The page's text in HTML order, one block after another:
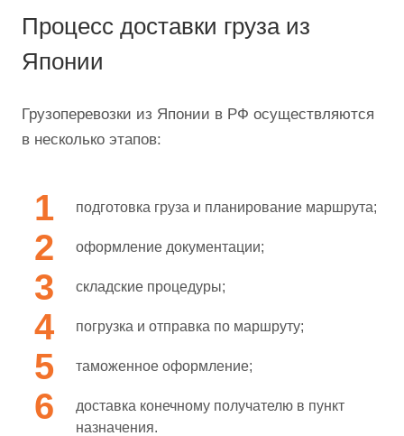
Процесс доставки груза из
Японии
Грузоперевозки из Японии в РФ осуществляются
в несколько этапов:
подготовка груза и планирование маршрута;
оформление документации;
складские процедуры;
погрузка и отправка по маршруту;
таможенное оформление;
доставка конечному получателю в пункт
назначения.